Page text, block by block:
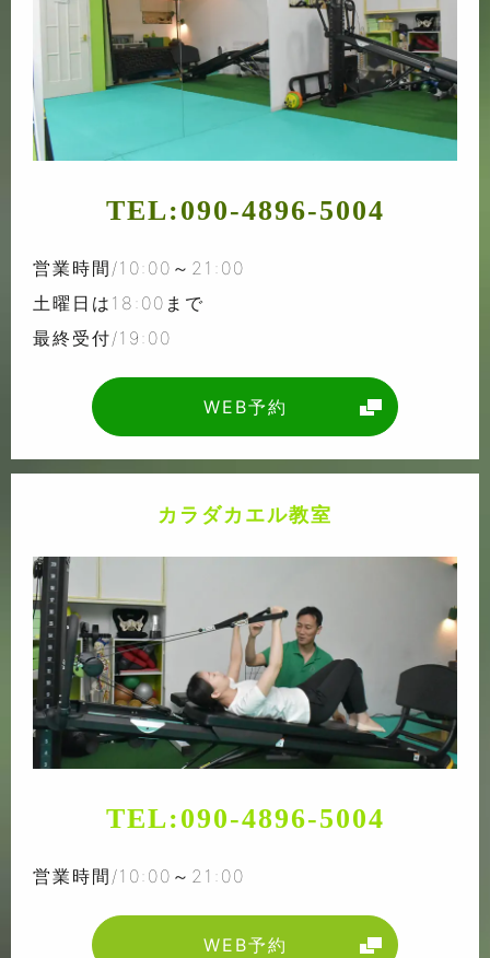
TEL:090-4896-5004
営業時間/10:00～21:00
土曜日は18:00まで
最終受付/19:00
WEB予約
カラダカエル教室
TEL:090-4896-5004
営業時間/10:00～21:00
WEB予約